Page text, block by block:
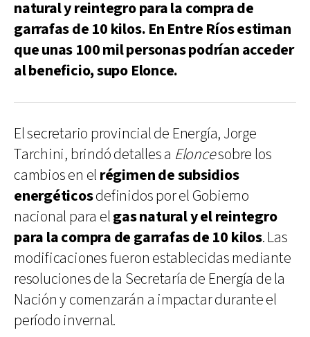
natural y reintegro para la compra de
garrafas de 10 kilos. En Entre Ríos estiman
que unas 100 mil personas podrían acceder
al beneficio, supo Elonce.
El secretario provincial de Energía, Jorge
Tarchini, brindó detalles a Eloncesobre los
cambios en el régimen de subsidios
energéticosdefinidos por el Gobierno
nacional para elgas natural y el reintegro
para la compra de garrafas de 10 kilos. Las
modificaciones fueron establecidas mediante
resoluciones de la Secretaría de Energía de la
Nación y comenzarán a impactar durante el
período invernal.